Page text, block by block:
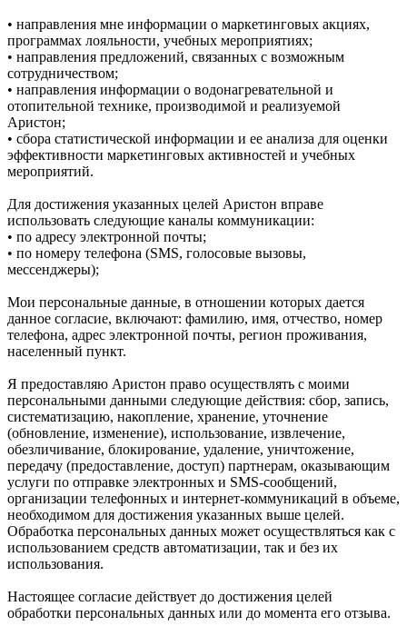
• направления мне информации о маркетинговых акциях,
программах лояльности, учебных мероприятиях;
• направления предложений, связанных с возможным
сотрудничеством;
• направления информации о водонагревательной и
отопительной технике, производимой и реализуемой
Аристон;
• сбора статистической информации и ее анализа для оценки
эффективности маркетинговых активностей и учебных
мероприятий.
Для достижения указанных целей Аристон вправе
использовать следующие каналы коммуникации:
• по адресу электронной почты;
• по номеру телефона (SMS, голосовые вызовы,
мессенджеры);
Мои персональные данные, в отношении которых дается
данное согласие, включают: фамилию, имя, отчество, номер
телефона, адрес электронной почты, регион проживания,
населенный пункт.
Я предоставляю Аристон право осуществлять с моими
персональными данными следующие действия: сбор, запись,
систематизацию, накопление, хранение, уточнение
(обновление, изменение), использование, извлечение,
обезличивание, блокирование, удаление, уничтожение,
передачу (предоставление, доступ) партнерам, оказывающим
услуги по отправке электронных и SMS‑сообщений,
организации телефонных и интернет‑коммуникаций в объеме,
необходимом для достижения указанных выше целей.
Обработка персональных данных может осуществляться как с
использованием средств автоматизации, так и без их
использования.
Настоящее согласие действует до достижения целей
обработки персональных данных или до момента его отзыва.